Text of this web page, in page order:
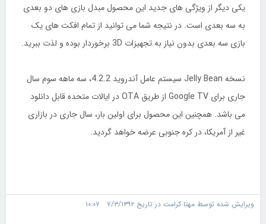
یکی دیگر از ویژگی های جدید این محصول مبدل بازی های دو بعدی
به سه بعدی است. در نتیجه شما می توانید از تمام افکت های یک
بازی سه بعدی بدون نیاز به تجهیزات 3D برخوردار بوده و لذت ببرید.
نسخه Jelly Bean سیستم عامل آندروید 4.2.2، سه ماهه سوم سال
جاری برای Google TV از طریق OTA در ایالات متحده قابل دانلود
می باشد. همچنین این محصول برای اولین بار، سال جاری در بازاری
غیر از آمریکا، در کره جنوبی عرضه خواهد گردید.
ویرایش شده توسط مهتا کرامت در تاریخ ۷/۳/۱۳۹۲ ۱۰:۰۷